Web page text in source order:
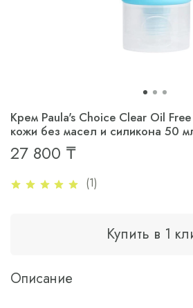
(1)
Крем Paula's Choice Clear Oil
кожи без масел и силикона 50
27 800 ₸
Купить в 1
Описание